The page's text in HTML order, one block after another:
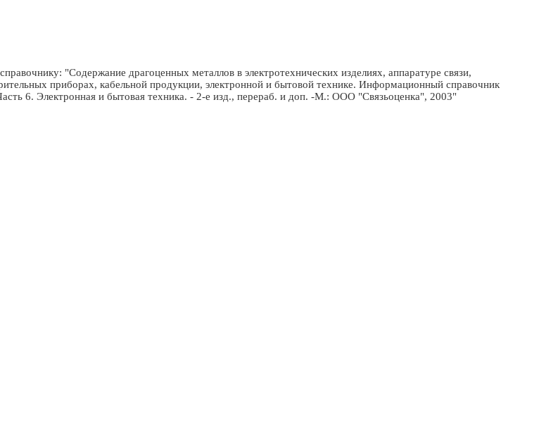
"Содержание драгоценных металлов в электротехнических изделиях, аппаратуре связи,
приборах, кабельной продукции, электронной и бытовой технике. Информационный справочник
6. Электронная и бытовая техника. - 2-е изд., перераб. и доп. -М.: ООО "Связьоценка", 2003"